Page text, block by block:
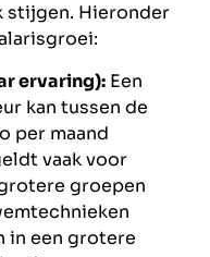
stijgen. Hieronder
ervaring): Een
kan tussen de
per maand
vaak voor
groepen
in een grotere